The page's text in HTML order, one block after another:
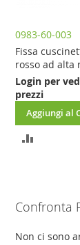
0983-60-003
Fissa
rosso ad alta
Login per
prezzi
Aggiungi al
AGGIUNGI
Confronta
Non ci sono